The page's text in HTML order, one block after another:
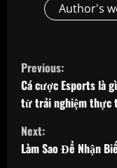
Author's
C
o
n
t
Previous:
Cá cược Esports là
từ trải nghiệm thực
Next:
Làm Sao Để Nhận